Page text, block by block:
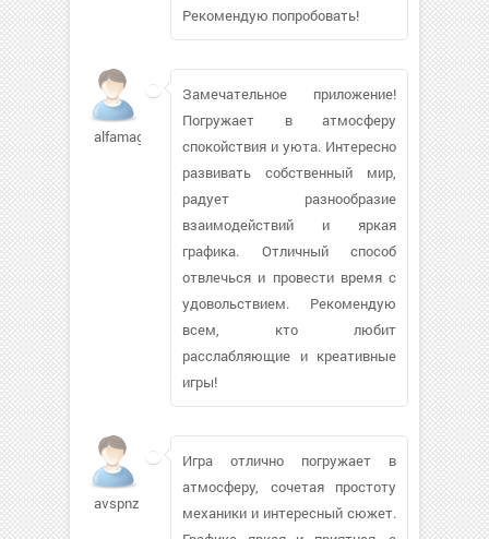
Рекомендую попробовать!
alfamagg
Замечательное приложение!
Погружает в атмосферу
спокойствия и уюта. Интересно
развивать собственный мир,
радует разнообразие
взаимодействий и яркая
графика. Отличный способ
отвлечься и провести время с
удовольствием. Рекомендую
всем, кто любит
расслабляющие и креативные
игры!
avspnz
Игра отлично погружает в
атмосферу, сочетая простоту
механики и интересный сюжет.